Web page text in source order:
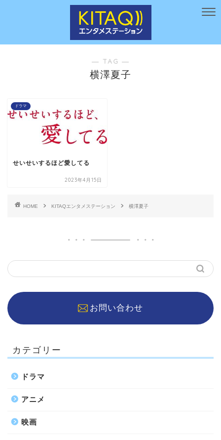
― TAG ―
横澤夏子
ドラマ
せいせいするほど愛してる
2023年4月15日
HOME KITAQエンタメステーション 横澤夏子
お問い合わせ
カテゴリー
ドラマ
アニメ
映画